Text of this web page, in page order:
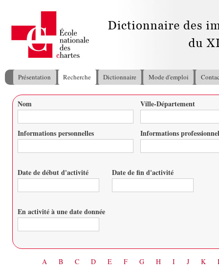
Menu principal
Présentation Recherche Dictionnaire Mode d'emploi
Vous êtes ici
Nom Ville-Département
Informations personnelles Informations
Date de début d'activité Date de fin d'activité
En activité à une date donnée
A B C D E F G H I J K